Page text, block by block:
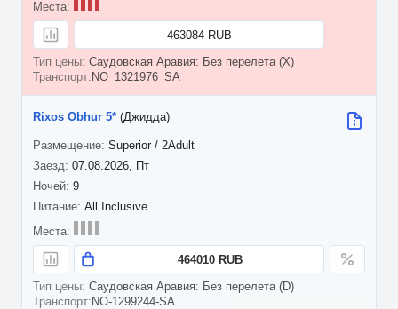
463084 RUB
Саудовская Аравия: Без перелета (X)
NO_1321976_SA
07.08.2026, Пт
9
Rixos Obhur 5* (Джидда)
Superior / 2Adult
All Inclusive
464010 RUB
Саудовская Аравия: Без перелета (D)
NO-1299244-SA